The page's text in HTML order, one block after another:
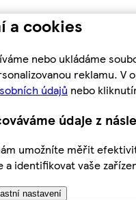
a cookies
nebo ukládáme
reklamu.
údajů nebo
údaje z
umožníte měřit
a identifikovat vaše
nastavení